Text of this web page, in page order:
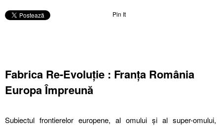
Pin It
Fabrica Re-Evoluție : Franța România
Europa Împreună
Subiectul frontierelor europene, al omului și al super-omului,